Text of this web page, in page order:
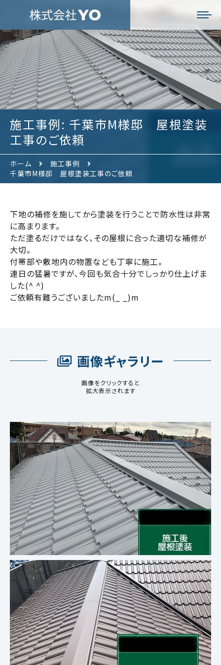
施工事例: 千葉市M様邸 屋根塗装
工事のご依頼
ホーム
施工事例
千葉市M様邸 屋根塗装工事のご依頼
下地の補修を施してから塗装を行うことで防水性は非常
に高まります。
ただ塗るだけではなく、その屋根に合った適切な補修が
大切。
付帯部や敷地内の物置なども丁寧に施工。
連日の猛暑ですが、今回も気合十分でしっかり仕上げま
した(^ ^)
ご依頼有難うございましたm(_ _)m
画像ギャラリー
画像をクリックすると
拡大表示されます